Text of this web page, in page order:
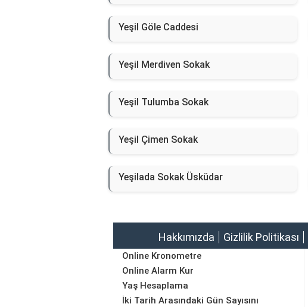
Yeşil Göle Caddesi
Yeşil Merdiven Sokak
Yeşil Tulumba Sokak
Yeşil Çimen Sokak
Yeşilada Sokak Üsküdar
Hakkımızda Gizlilik Politikası
Online Kronometre
Online Alarm Kur
Yaş Hesaplama
İki Tarih Arasındaki Gün Sayısını